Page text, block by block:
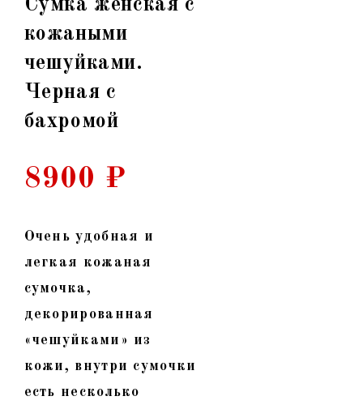
Сумка женская с
кожаными
чешуйками.
Черная с
бахромой
8900 ₽
Очень удобная и
легкая кожаная
сумочка,
декорированная
«чешуйками» из
кожи, внутри сумочки
есть несколько